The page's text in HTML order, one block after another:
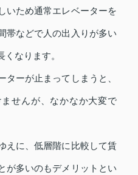
いため通常エレベーターを
帯などで人の出入りが多い
なります。
ーが止まってしまうと、
せんが、なかなか大変で
えに、低層階に比較して賃
が多いのもデメリットとい